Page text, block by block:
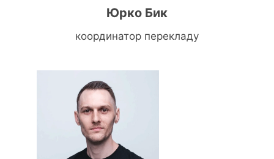
Юрко Бик
координатор перекладу